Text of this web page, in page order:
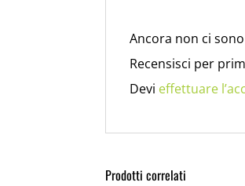
Ancora non ci
Recensisci per
Devi effettuare
Prodotti correlati